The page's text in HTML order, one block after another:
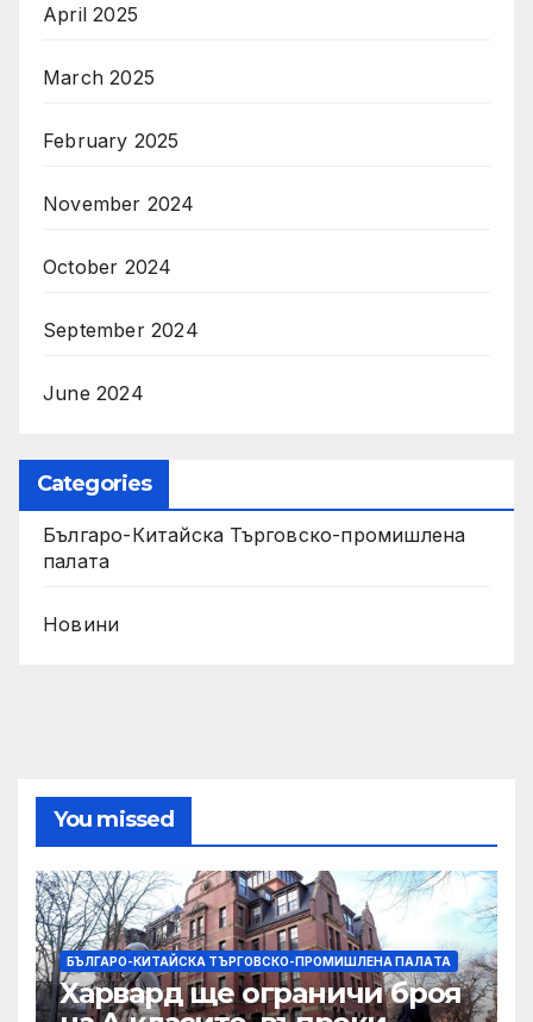
April 2025
March 2025
February 2025
November 2024
October 2024
September 2024
June 2024
Categories
Българо-Китайска Търговско-промишлена
палaта
Новини
You missed
БЪЛГАРО-КИТАЙСКА ТЪРГОВСКО-ПРОМИШЛЕНА ПАЛAТА
Харвард ще ограничи броя